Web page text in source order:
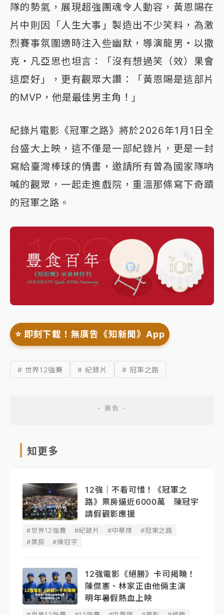
隊的勢氣，展現超強團魂令人動容，黃恩賜在
片中則因「人生大事」製造出不少笑料，為激
烈賽事氛圍適時注入些幽默，導演龍男・以撒
克・凡亞思也坦言：「沒有想過笑（效）果會
這麼好」，更有觀眾大讚：「黃恩賜是這部片
的MVP，他是最佳男主角！」
紀錄片電影《冠軍之路》將於2026年1月1日全
台盛大上映，這不僅是一部紀錄片，更是一封
寫給臺灣棒球的情書，邀請所有曾為國家隊吶
喊的觀眾，一起走進戲院，重溫那條寫下奇蹟
的冠軍之路。
⭐️ 即刻下載！無廣告《知新聞》App
# 世界12強賽 # 紀錄片 # 冠軍之路
知更多
12強｜不看可惜！《冠軍之
路》票房逼近6000萬 陳冠宇
請假觀影應援
#世界12強賽 #紀錄片 #中華隊
#冠軍之路
#票房
#陳冠宇
12強電影《絕勝》卡司揭曉！
陳傑憲、林家正由他倆主演
明年暑假熱血上映